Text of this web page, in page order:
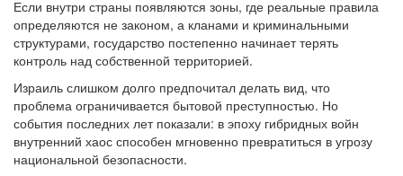
Если внутри страны появляются зоны, где реальные правила
определяются не законом, а кланами и криминальными
структурами, государство постепенно начинает терять
контроль над собственной территорией.
Израиль слишком долго предпочитал делать вид, что
проблема ограничивается бытовой преступностью. Но
события последних лет показали: в эпоху гибридных войн
внутренний хаос способен мгновенно превратиться в угрозу
национальной безопасности.